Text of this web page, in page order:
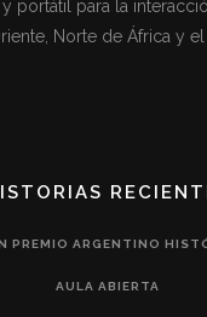
portátil para la
Norte de África y
PREMIO ARGENTINO
AULA ABIERTA